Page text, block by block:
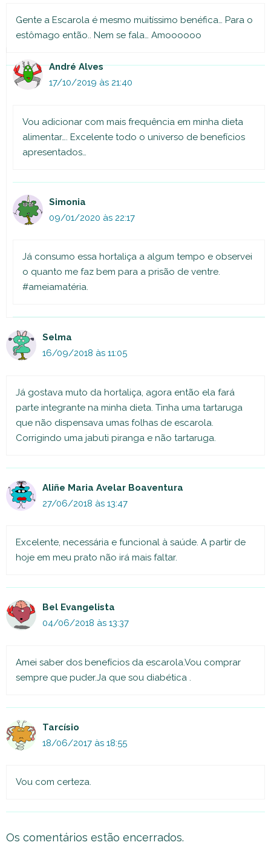
Gente a Escarola é mesmo muitíssimo benéfica… Para o
estômago então.. Nem se fala… Amoooooo
André Alves
17/10/2019 às 21:40
Vou adicionar com mais frequência em minha dieta
alimentar…. Excelente todo o universo de benefícios
apresentados…
Simonia
09/01/2020 às 22:17
Já consumo essa hortaliça a algum tempo e observei
o quanto me faz bem para a prisão de ventre.
#ameiamatéria.
Selma
16/09/2018 às 11:05
Já gostava muto da hortaliça, agora então ela fará
parte integrante na minha dieta. Tinha uma tartaruga
que não dispensava umas folhas de escarola.
Corrigindo uma jabuti piranga e não tartaruga.
Aliñe Maria Avelar Boaventura
27/06/2018 às 13:47
Excelente, necessária e funcional à saúde. A partir de
hoje em meu prato não irá mais faltar.
Bel Evangelista
04/06/2018 às 13:37
Amei saber dos benefícios da escarola.Vou comprar
sempre que puder.Ja que sou diabética .
Tarcísio
18/06/2017 às 18:55
Vou com certeza.
Os comentários estão encerrados.